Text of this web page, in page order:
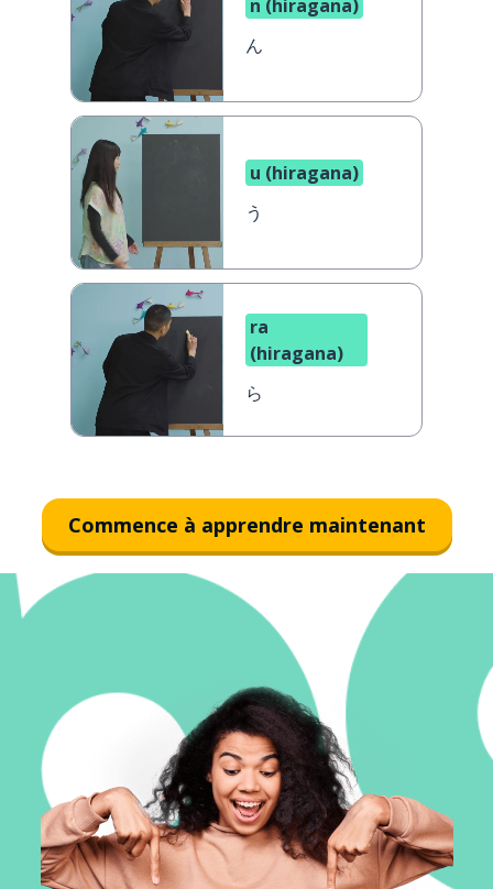
n (hiragana)
ん
u (hiragana)
う
ra
(hiragana)
ら
Commence à apprendre maintenant